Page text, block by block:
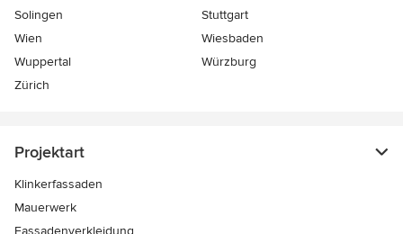
Solingen
Stuttgart
Wien
Wiesbaden
Wuppertal
Würzburg
Zürich
Projektart
Klinkerfassaden
Mauerwerk
Fassadenverkleidung